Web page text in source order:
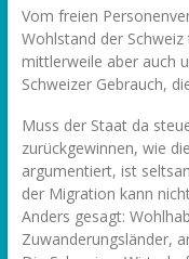
Vom freien
Wohlstand der
mittlerweile aber auch
Schweizer Gebrauch,
Muss der Staat da
zurückgewinnen, wie
argumentiert, ist
der Migration kann
Anders gesagt:
Zuwanderungsländer,